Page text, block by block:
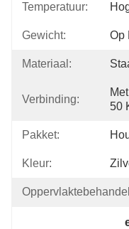
Temperatuur:
Gewicht: Op
Materiaal:
Verbinding:
50
Pakket:
Kleur: